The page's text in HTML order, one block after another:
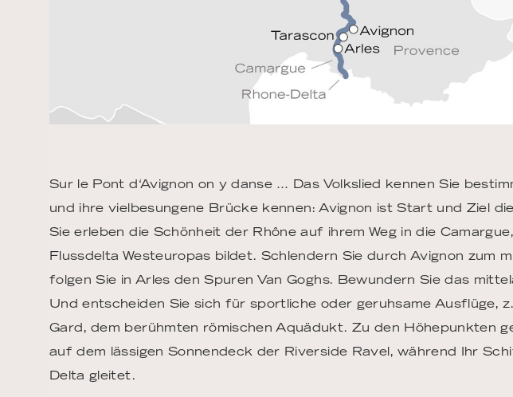
Sur le Pont d‘Avignon on y danse … Das Volkslied kennen Sie
und ihre vielbesungene Brücke kennen: Avignon ist Start und Ziel
Sie erleben die Schönheit der Rhône auf ihrem Weg in die
Flussdelta Westeuropas bildet. Schlendern Sie durch Avignon zum
folgen Sie in Arles den Spuren Van Goghs. Bewundern Sie das
Und entscheiden Sie sich für sportliche oder geruhsame Ausflüge,
Gard, dem berühmten römischen Aquädukt. Zu den Höhepunkten
auf dem lässigen Sonnendeck der Riverside Ravel, während Ihr
Delta gleitet.